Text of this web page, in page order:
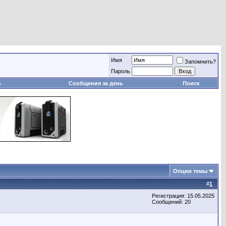
Имя
Запомнить?
Пароль
Сообщения за день Поиск
Опции темы
#1
Регистрация: 15.05.2025
Сообщений: 20